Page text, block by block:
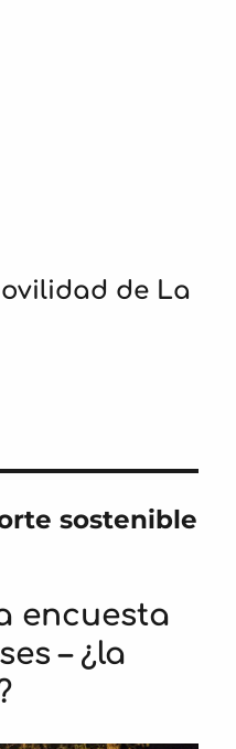
de La
sostenible
encuesta
– ¿la